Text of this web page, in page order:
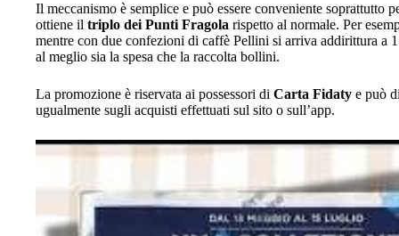
Il meccanismo è semplice e può essere conveniente
ottiene il triplo dei Punti Fragola rispetto al normale. Per
mentre con due confezioni di caffè Pellini si arriva addirittura a
al meglio sia la spesa che la raccolta bollini.
La promozione è riservata ai possessori di Carta Fidaty e può
ugualmente sugli acquisti effettuati sul sito o sull’app.